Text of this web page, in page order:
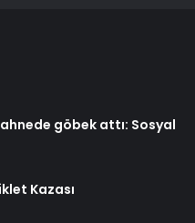
göbek attı: Sosyal
Kazası